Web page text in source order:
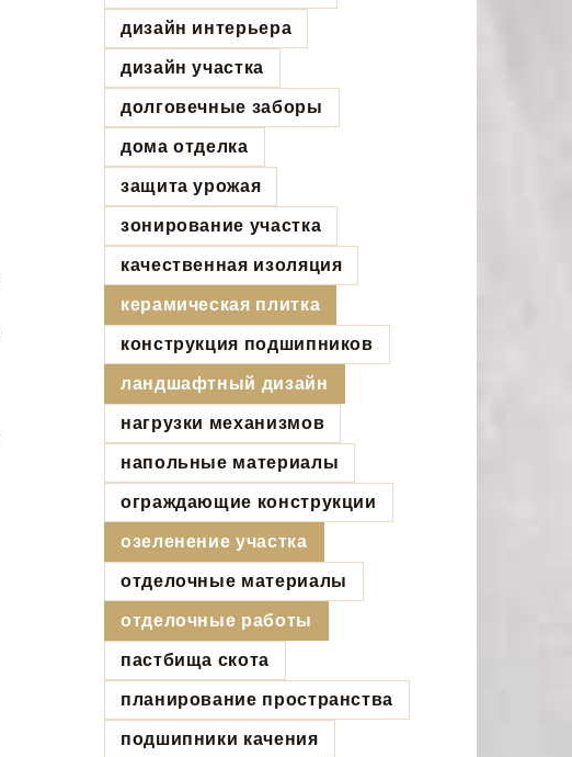
дизайн интерьера
дизайн участка
долговечные заборы
дома отделка
защита урожая
зонирование участка
качественная изоляция
керамическая плитка
конструкция подшипников
ландшафтный дизайн
нагрузки механизмов
напольные материалы
ограждающие конструкции
озеленение участка
отделочные материалы
отделочные работы
пастбища скота
планирование пространства
подшипники качения